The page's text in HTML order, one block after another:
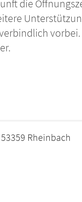
die
Rheinbach